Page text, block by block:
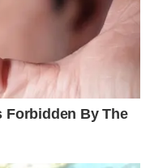
Forbidden By The